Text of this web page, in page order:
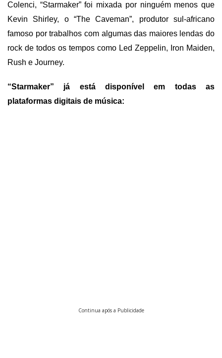
Colenci, “Starmaker” foi mixada por ninguém menos que
Kevin Shirley, o “The Caveman”, produtor sul-africano
famoso por trabalhos com algumas das maiores lendas do
rock de todos os tempos como Led Zeppelin, Iron Maiden,
Rush e Journey.
“Starmaker” já está disponível em todas as
plataformas digitais de música:
Continua após a Publicidade